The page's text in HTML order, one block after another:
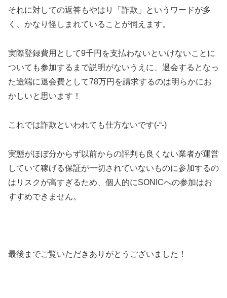
それに対しての返答もやはり「詐欺」というワードが多
く、かなり怪しまれていることが伺えます。
実際登録費用として9千円を支払わないといけないことに
ついても参加するまで説明がないうえに、退会するとなっ
た途端に退会費として78万円を請求するのは明らかにお
かしいと思います！
これでは詐欺といわれても仕方ないです(-“-)
実態がほぼ分からず以前からの評判も良くない業者が運営
していて稼げる保証が一切されていないものに参加するの
はリスクが高すぎるため、個人的にSONICへの参加はお
すすめできません。
最後までご覧いただきありがとうございました！